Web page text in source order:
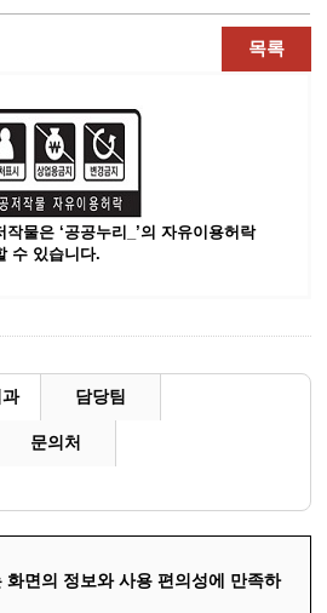
목록
물은 ‘공공누리_’의 자유이용허락
수 있습니다.
과 담당팀
문의처
화면의 정보와 사용 편의성에 만족하